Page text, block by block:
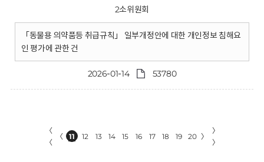
2소위원회
「동물용 의약품등 취급규칙」 일부개정안에 대한 개인정보 침해요
인 평가에 관한 건
2026-01-14 53780
〈
〈
〈 11 12 13 14 15 16 17 18 19 20 〉
〉
〉